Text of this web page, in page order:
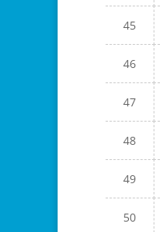
45
46
47
48
49
50